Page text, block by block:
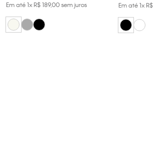
Em até1xR$189,00sem juros
Em até1xR$